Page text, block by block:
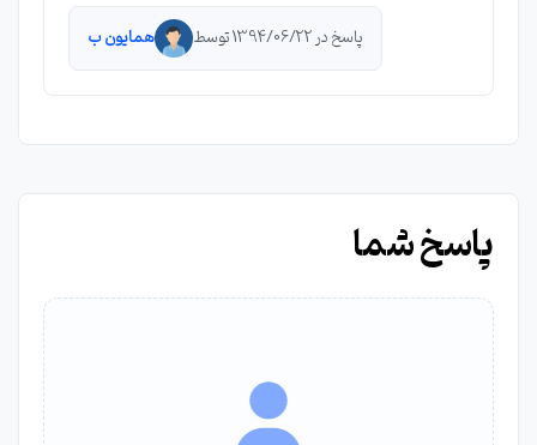
پاسخ در 1394/06/22 توسط همایون ب
پاسخ شما